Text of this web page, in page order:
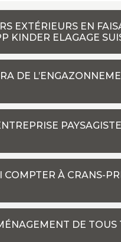
EXTÉRIEURS EN
KINDER ELAGAGE
DE
À CRANS-
DE TOUS